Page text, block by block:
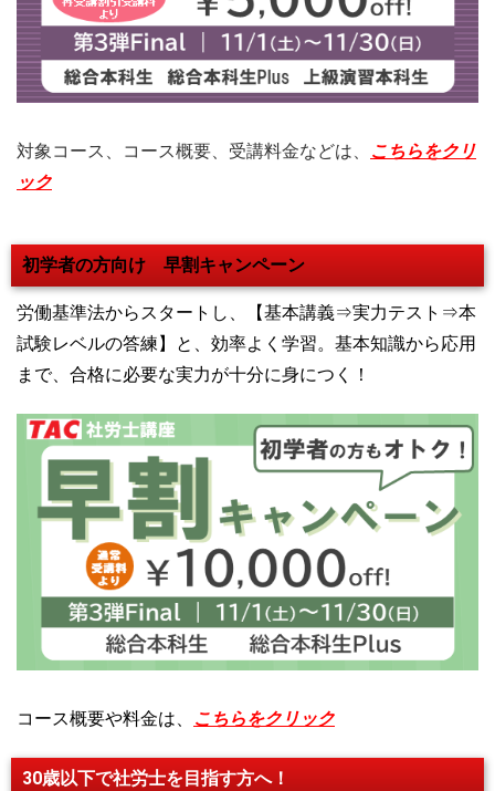
対象コース、コース概要、受講料金などは、
こちらをクリ
ック
初学者の方向け 早割キャンペーン
労働基準法からスタートし、【基本講義⇒実力テスト⇒本
試験レベルの答練】と、効率よく学習。基本知識から応用
まで、合格に必要な実力が十分に身につく！
コース概要や料金は、 こちらをクリック
30歳以下で社労士を目指す方へ！